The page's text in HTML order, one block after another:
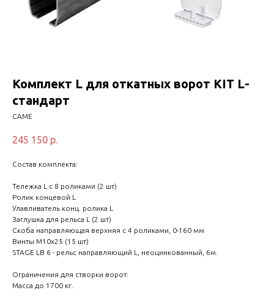
Комплект L для откатных ворот KIT L-
стандарт
CAME
245 150 р.
Состав комплекта:
Тележка L с 8 роликами (2 шт)
Ролик концевой L
Улавливатель конц. ролика L
Заглушка для рельса L (2 шт)
Cкоба направляющая верхняя с 4 роликами, 0-160 мм
Винты М10х25 (15 шт)
STAGE LB 6 - рельс направляющий L, неоцинкованный, 6м.
Ограничения для створки ворот:
Масса до 1700 кг.